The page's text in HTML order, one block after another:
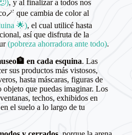
, y al finalizar a todos nos
que cambia de color al
🌟), el cual utilicé hasta
así que disfruta de la
(pobreza ahorradora ante todo).
en cada esquina. Las
sus productos más vistosos,
hasta máscaras, figuras de
que puedas imaginar. Los
techos, exhibidos en
el suelo a lo largo de tu